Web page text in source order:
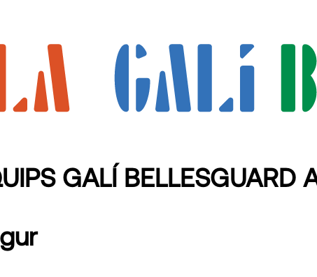
GALÍ BELLESGUARD